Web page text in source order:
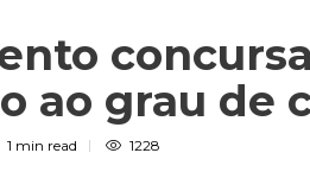
ao grau de
1 min read 1228